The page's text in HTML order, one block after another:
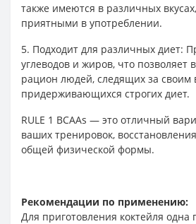
также имеются в различных
приятными в употреблении.
5. Подходит для различных диет:
углеводов и жиров, что позволяет
рацион людей, следящих за своим
придерживающихся строгих диет.
RULE 1 BCAAs — это отличный
ваших тренировок,
общей физической формы.
Рекомендации по применению:
Для приготовления коктейля